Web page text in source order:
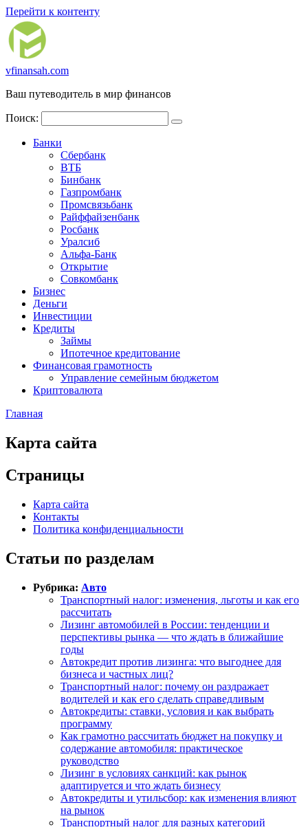
Перейти к контенту
vfinansah.com
Ваш путеводитель в мир финансов
Поиск:
Банки
Сбербанк
ВТБ
Бинбанк
Газпромбанк
Промсвязьбанк
Райффайзенбанк
Росбанк
Уралсиб
Альфа-Банк
Открытие
Совкомбанк
Бизнес
Деньги
Инвестиции
Кредиты
Займы
Ипотечное кредитование
Финансовая грамотность
Управление семейным бюджетом
Криптовалюта
Главная
Карта сайта
Страницы
Карта сайта
Контакты
Политика конфиденциальности
Статьи по разделам
Рубрика: Авто
Транспортный налог: изменения, льготы и как его
рассчитать
Лизинг автомобилей в России: тенденции и
перспективы рынка — что ждать в ближайшие
годы
Автокредит против лизинга: что выгоднее для
бизнеса и частных лиц?
Транспортный налог: почему он раздражает
водителей и как его сделать справедливым
Автокредиты: ставки, условия и как выбрать
программу
Как грамотно рассчитать бюджет на покупку и
содержание автомобиля: практическое
руководство
Лизинг в условиях санкций: как рынок
адаптируется и что ждать бизнесу
Автокредиты и утильсбор: как изменения влияют
на рынок
Транспортный налог для разных категорий